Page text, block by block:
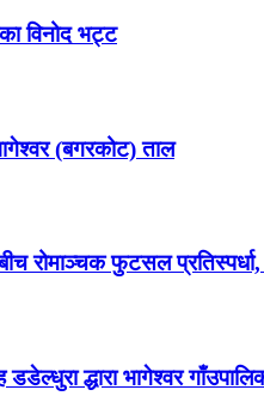
विनोद भट्ट
(बगरकोट) ताल
रोमाञ्चक फुटसल
डडेल्धुरा द्धारा भागेश्वर